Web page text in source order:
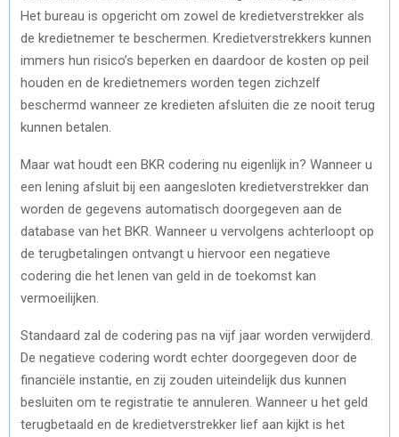
Het bureau is opgericht om zowel de kredietverstrekker als
de kredietnemer te beschermen. Kredietverstrekkers kunnen
immers hun risico’s beperken en daardoor de kosten op peil
houden en de kredietnemers worden tegen zichzelf
beschermd wanneer ze kredieten afsluiten die ze nooit terug
kunnen betalen.
Maar wat houdt een BKR codering nu eigenlijk in? Wanneer u
een lening afsluit bij een aangesloten kredietverstrekker dan
worden de gegevens automatisch doorgegeven aan de
database van het BKR. Wanneer u vervolgens achterloopt op
de terugbetalingen ontvangt u hiervoor een negatieve
codering die het lenen van geld in de toekomst kan
vermoeilijken.
Standaard zal de codering pas na vijf jaar worden verwijderd.
De negatieve codering wordt echter doorgegeven door de
financiële instantie, en zij zouden uiteindelijk dus kunnen
besluiten om te registratie te annuleren. Wanneer u het geld
terugbetaald en de kredietverstrekker lief aan kijkt is het